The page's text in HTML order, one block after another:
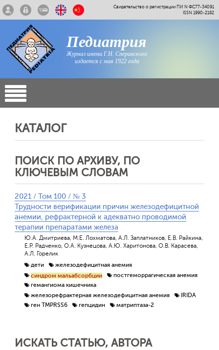
Свидетельство о регистрации ПИ N ФС77-34091
ISSN 1990-2182
Педиатрия
Журнал имени Г.Н. Сперанского
издается с мая 1922 года
КАТАЛОГ
ПОИСК ПО АРХИВУ, ПО
КЛЮЧЕВЫМ СЛОВАМ
2021 / Том 100 / № 3
Трудности верификации причин железодефицитной
анемии, рефрактерной к адекватно проводимой
терапии препаратами железа
Ю.А. Дмитриева, М.Е. Лохматова, А.Л. Заплатников, Е.В. Райкина,
Е.Р. Радченко, О.А. Кузнецова, А.Ю. Харитонова, О.В. Карасева,
А.Л. Горелик
дети
железодефицитная анемия
синдром мальабсорбции
постгеморрагическая анемия
гемангиома кишечника
железорефрактерная железодефицитная анемия
IRIDA
ген TMPRSS6
гепцидин матриптаза-2
ИСКАТЬ СТАТЬЮ, АВТОРА